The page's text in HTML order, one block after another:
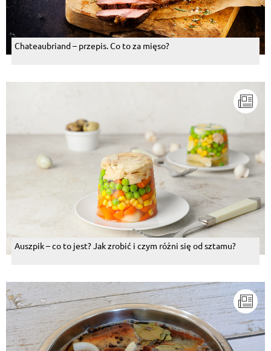
Chateaubriand – przepis. Co to za mięso?
Auszpik – co to jest? Jak zrobić i czym różni się od sztamu?